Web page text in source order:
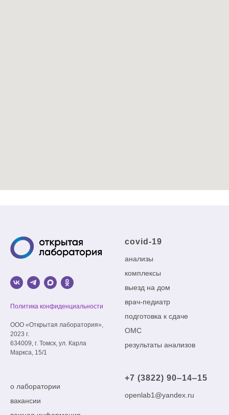
Политика конфиденциальности
ООО «Открытая лаборатория»,
2023 г.
634009, г. Томск, ул. Карла
Маркса, 15/1
covid-19
анализы
комплексы
выезд на дом
врач-педиатр
подготовка к сдаче
ОМС
результаты анализов
о лаборатории
вакансии
+7 (3822) 90‒14‒15
openlab1@yandex.ru